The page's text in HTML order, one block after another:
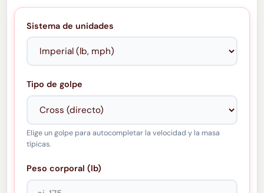
Sistema de unidades
Tipo de golpe
Elige un golpe para autocompletar la velocidad y la masa
típicas.
Peso corporal (lb)